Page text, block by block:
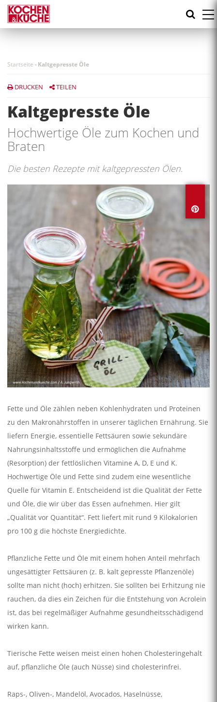
Direkt
zum
Inhalt
Startseite -Kaltgepresste Öle
DRUCKEN TEILEN
Kaltgepresste Öle
Hochwertige Öle zum Kochen und
Braten
Die besten Rezepte mit kaltgepressten Ölen.
Fette und Öle zählen neben Kohlenhydraten und Proteinen
zu den Makronährstoffen in unserer täglichen Ernährung. Sie
liefern Energie, essentielle Fettsäuren sowie sekundäre
Nahrungsinhaltsstoffe und ermöglichen die Aufnahme
(Resorption) der fettlöslichen Vitamine A, D, E und K.
Hochwertige Öle und Fette sind zudem eine wesentliche
Quelle für Vitamin E. Entscheidend ist die Qualität der Fette
und Öle, die wir über das Essen aufnehmen. Hier gilt
„Qualität vor Quantität“. Fett liefert mit rund 9 Kilokalorien
pro 100 g die höchste Energiedichte.
Pflanzliche Fette und Öle mit einem hohen Anteil mehrfach
ungesättigter Fettsäuren (z. B. kalt gepresste Pflanzenöle)
sollte man nicht (hoch) erhitzen. Sie sollten bei Erhitzung nie
rauchen, da dies ein Zeichen für die Entstehung von Acrolein
ist, das bei regelmäßiger Aufnahme gesundheitsschädigend
wirken kann.
Tierische Fette weisen meist einen hohen Cholesteringehalt
auf, pflanzliche Öle (auch Nüsse) sind cholesterinfrei.
Raps-, Oliven-, Mandelöl, Avocados, Haselnüsse,